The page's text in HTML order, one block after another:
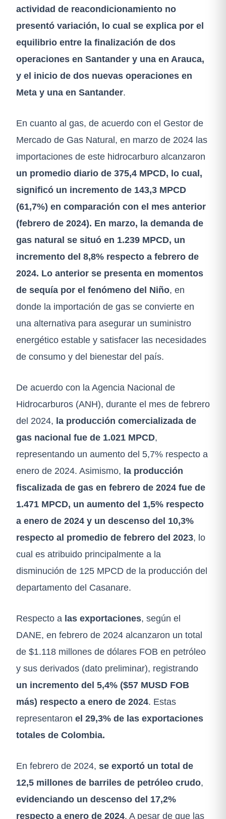
actividad de reacondicionamiento no
presentó variación, lo cual se explica por el
equilibrio entre la finalización de dos
operaciones en Santander y una en Arauca,
y el inicio de dos nuevas operaciones en
Meta y una en Santander.
En cuanto al gas, de acuerdo con el Gestor de
Mercado de Gas Natural, en marzo de 2024 las
importaciones de este hidrocarburo alcanzaron
un promedio diario de 375,4 MPCD, lo cual,
significó un incremento de 143,3 MPCD
(61,7%) en comparación con el mes anterior
(febrero de 2024). En marzo, la demanda de
gas natural se situó en 1.239 MPCD, un
incremento del 8,8% respecto a febrero de
2024. Lo anterior se presenta en momentos
de sequía por el fenómeno del Niño, en
donde la importación de gas se convierte en
una alternativa para asegurar un suministro
energético estable y satisfacer las necesidades
de consumo y del bienestar del país.
De acuerdo con la Agencia Nacional de
Hidrocarburos (ANH), durante el mes de febrero
del 2024, la producción comercializada de
gas nacional fue de 1.021 MPCD,
representando un aumento del 5,7% respecto a
enero de 2024. Asimismo, la producción
fiscalizada de gas en febrero de 2024 fue de
1.471 MPCD, un aumento del 1,5% respecto
a enero de 2024 y un descenso del 10,3%
respecto al promedio de febrero del 2023, lo
cual es atribuido principalmente a la
disminución de 125 MPCD de la producción del
departamento del Casanare.
Respecto a las exportaciones, según el
DANE, en febrero de 2024 alcanzaron un total
de $1.118 millones de dólares FOB en petróleo
y sus derivados (dato preliminar), registrando
un incremento del 5,4% ($57 MUSD FOB
más) respecto a enero de 2024. Estas
representaron el 29,3% de las exportaciones
totales de Colombia.
En febrero de 2024, se exportó un total de
12,5 millones de barriles de petróleo crudo,
evidenciando un descenso del 17,2%
respecto a enero de 2024. A pesar de que las